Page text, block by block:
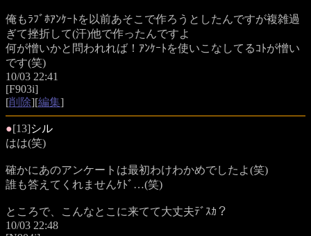
俺もﾗﾌﾞﾎｱﾝｹｰﾄを以前あそこで作ろうとしたんですが複雑過
ぎて挫折して(汗)他で作ったんですよ
何が憎いかと問われれば！ｱﾝｹｰﾄを使いこなしてるｺﾄが憎い
です(笑)
10/03 22:41
[F903i]
[削除][編集]
●[13]シル
はは(笑)
確かにあのアンケートは最初わけわかめでしたよ(笑)
誰も答えてくれませんｹﾄﾞ…(笑)
ところで、こんなとこに来てて大丈夫ﾃﾞｽｶ？
10/03 22:48